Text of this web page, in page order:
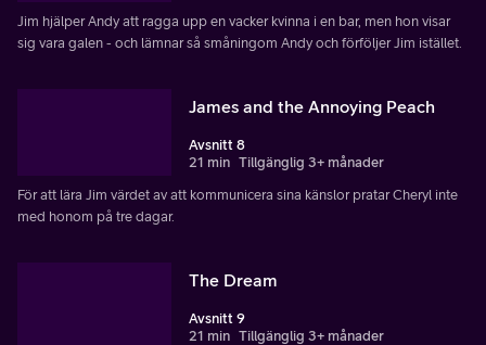
Jim hjälper Andy att ragga upp en vacker kvinna i en bar, men hon visar
sig vara galen - och lämnar så småningom Andy och förföljer Jim istället.
James and the Annoying Peach
Avsnitt 8
21 min Tillgänglig 3+ månader
För att lära Jim värdet av att kommunicera sina känslor pratar Cheryl inte
med honom på tre dagar.
The Dream
Avsnitt 9
21 min Tillgänglig 3+ månader